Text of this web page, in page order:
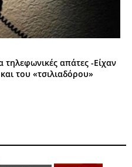
τηλεφωνικές απάτες -Είχαν
του «τσιλιαδόρου»